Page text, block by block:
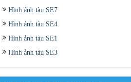
Hình ảnh tàu SE7
Hình ảnh tàu SE4
Hình ảnh tàu SE1
Hình ảnh tàu SE3